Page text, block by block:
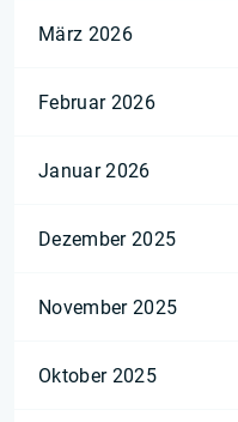
März 2026
Februar 2026
Januar 2026
Dezember 2025
November 2025
Oktober 2025